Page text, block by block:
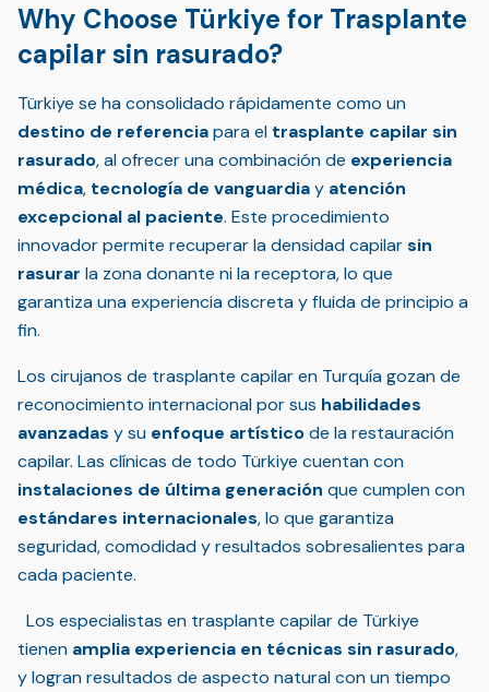
Why Choose Türkiye for Trasplante
capilar sin rasurado?
Türkiye se ha consolidado rápidamente como un
destino de referenciapara el trasplante capilar sin
rasurado, al ofrecer una combinación de experiencia
médica, tecnología de vanguardiay atención
excepcional al paciente. Este procedimiento
innovador permite recuperar la densidad capilarsin
rasurar la zona donante ni la receptora, lo que
garantiza una experiencia discreta y fluida de principio a
fin.
Los cirujanos de trasplante capilar en Turquía gozan de
reconocimiento internacional por sus habilidades
avanzadas y su enfoque artísticode la restauración
capilar. Las clínicas de todo Türkiye cuentan con
instalaciones de última generación que cumplen con
estándares internacionales, lo que garantiza
seguridad, comodidad y resultados sobresalientes para
cada paciente.
Los especialistas en trasplante capilar de Türkiye
tienen amplia experiencia en técnicas sin rasurado,
y logran resultados de aspecto natural con un tiempo